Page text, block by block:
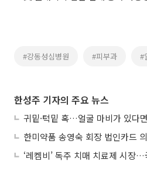
#강동성심병원 #피부과 #
한성주 기자의 주요 뉴스
귀밑·턱밑 혹…얼굴 마비가 있다
‘레켐비’ 독주 치매 치료제 시장